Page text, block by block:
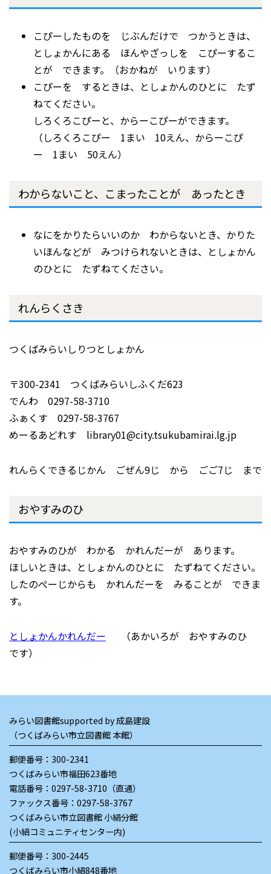
こぴーしたものを じぶんだけで つかうときは、
としょかんにある ほんやざっしを こぴーするこ
とが できます。（おかねが いります）
こぴーを するときは、としょかんのひとに たず
ねてください。
しろくろこぴーと、からーこぴーができます。
（しろくろこぴー 1まい 10えん、からーこぴ
ー 1まい 50えん）
わからないこと、こまったことが あったとき
なにをかりたらいいのか わからないとき、かりた
いほんなどが みつけられないときは、としょかん
のひとに たずねてください。
れんらくさき
つくばみらいしりつとしょかん
〒300-2341 つくばみらいしふくだ623
でんわ 0297-58-3710
ふぁくす 0297-58-3767
めーるあどれす library01@city.tsukubamirai.lg.jp
れんらくできるじかん ごぜん9じ から ごご7じ まで
おやすみのひ
おやすみのひが わかる かれんだーが あります。
ほしいときは、としょかんのひとに たずねてください。
したのぺーじからも かれんだーを みることが できま
す。
としょかんかれんだー
（あかいろが おやすみのひ
です）
みらい図書館supported by 成島建設
（つくばみらい市立図書館 本館）
郵便番号：300-2341
つくばみらい市福田623番地
電話番号： 0297-58-3710（直通）
ファックス番号：0297-58-3767
つくばみらい市立図書館 小絹分館
(小絹コミュニティセンター内)
郵便番号：300-2445
つくばみらい市小絹848番地